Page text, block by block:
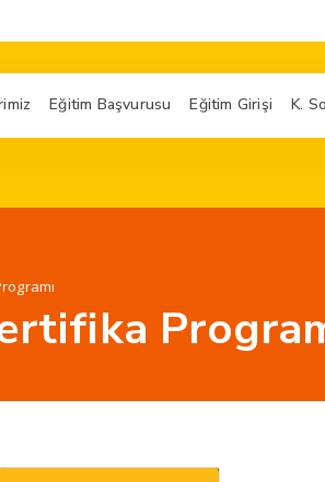
Eğitim Başvurusu Eğitim Girişi K.